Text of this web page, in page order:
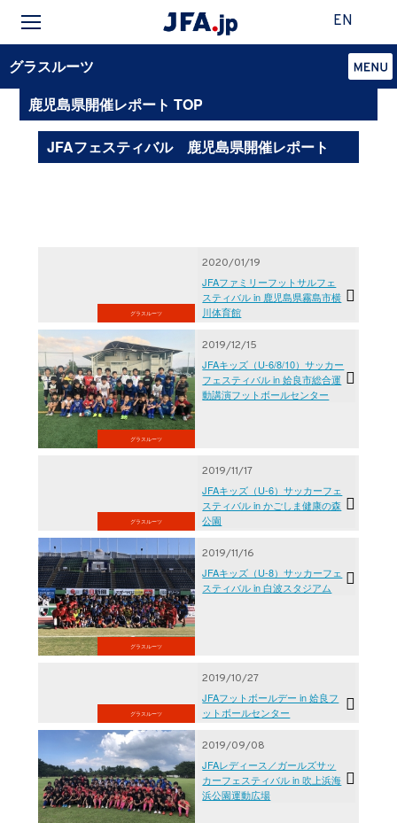
EN
グラスルーツ
鹿児島県開催レポート TOP
JFAフェスティバル 鹿児島県開催レポート
グラスルーツ
2020/01/19
JFAファミリーフットサルフェ
スティバル in 鹿児島県霧島市横
川体育館
グラスルーツ
2019/12/15
JFAキッズ（U-6/8/10）サッカー
フェスティバル in 姶良市総合運
動講演フットボールセンター
グラスルーツ
2019/11/17
JFAキッズ（U-6）サッカーフェ
スティバル in かごしま健康の森
公園
グラスルーツ
2019/11/16
JFAキッズ（U-8）サッカーフェ
スティバル in 白波スタジアム
グラスルーツ
2019/10/27
JFAフットボールデー in 姶良フ
ットボールセンター
2019/09/08
JFAレディース／ガールズサッ
カーフェスティバル in 吹上浜海
浜公園運動広場